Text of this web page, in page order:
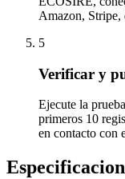
Amazon, Stripe,
5
Verificar y
Ejecute la
primeros 10
en contacto con